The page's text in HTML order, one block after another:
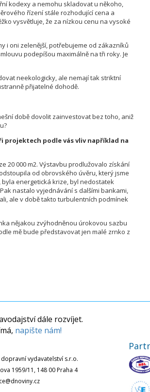
kodexy a nemohu skladovat u někoho,
řízení stále rozhodující cena a
vysvětluje, že za nízkou cenu na vysoké
i oni zelenější, potřebujeme od zákazníků
podepíšou maximálně na tři roky. Je
neekologicky, ale nemají tak striktní
přijatelné dohodě.
době dovolit zainvestovat bez toho, aniž
podle vás vliv například na
20 000 m2. Výstavbu prodlužovalo získání
od obrovského úvěru, který jsme
energetická krize, byl nedostatek
nastalo vyjednávání s dalšími bankami,
ale v době takto turbulentních podmínek
nějakou zvýhodněnou úrokovou sazbu
mě bude představovat jen malé zrnko z
dále rozvíjet.
napište nám!
dopravní vydavatelství s.r.o.
1959/11, 148 00 Praha 4